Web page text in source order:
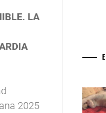
LA
2025